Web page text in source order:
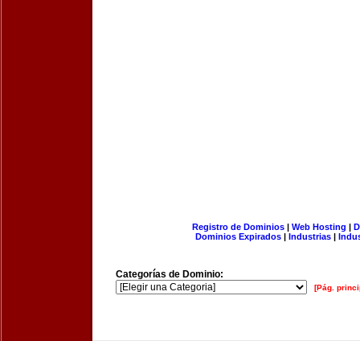
Registro de Dominios| Web Hosting |
Dominios Expirados | Industrias |
Categorías de Dominio:
[Pág.